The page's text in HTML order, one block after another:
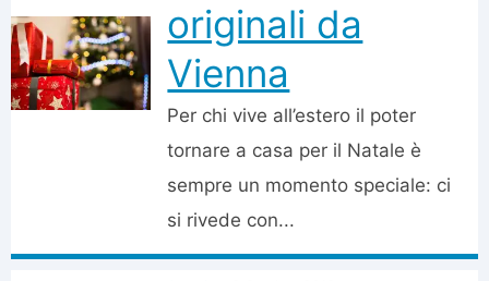
originali da
Vienna
Per chi vive all’estero il poter
tornare a casa per il Natale è
sempre un momento speciale: ci
si rivede con...